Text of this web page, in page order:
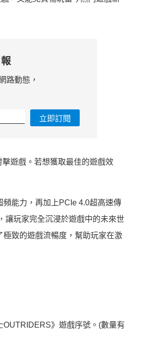
路動態，
立即訂閱
遊戲。若想獲取最佳的遊戲效
能力，再加上PCIe 4.0超高速傳
讓玩家完全沉浸於遊戲中的未來世
致的遊戲流暢度，幫助玩家在激
》遊戲序號。(數量有